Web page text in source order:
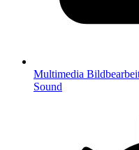
Multimedia
Sound